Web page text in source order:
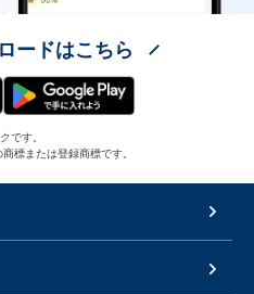
ードはこちら
です。
標または登録商標です。